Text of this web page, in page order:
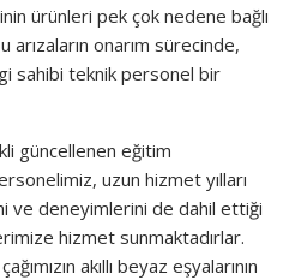
ürünleri pek çok nedene bağlı
arızaların onarım sürecinde,
sahibi teknik personel bir
güncellenen eğitim
uzun hizmet yılları
ve deneyimlerini de dahil ettiği
hizmet sunmaktadırlar.
akıllı beyaz eşyalarının